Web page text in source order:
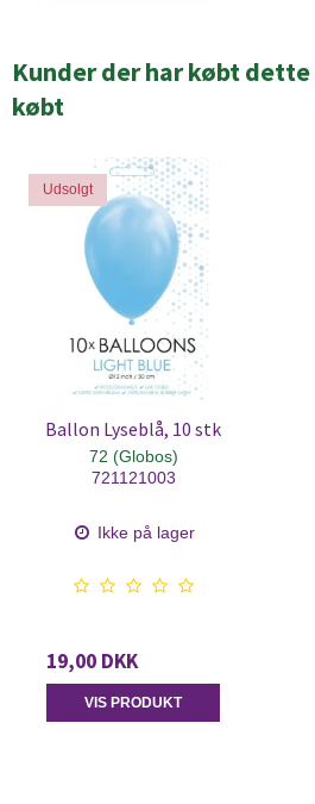
Kunder der har købt
købt
Udsolgt
Ballon Lyseblå, 10 stk
72 (Globos)
721121003
Ikke på lager
19,00 DKK
VIS PRODUKT